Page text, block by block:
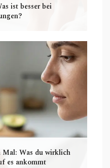
ist besser bei
Was du wirklich
es ankommt